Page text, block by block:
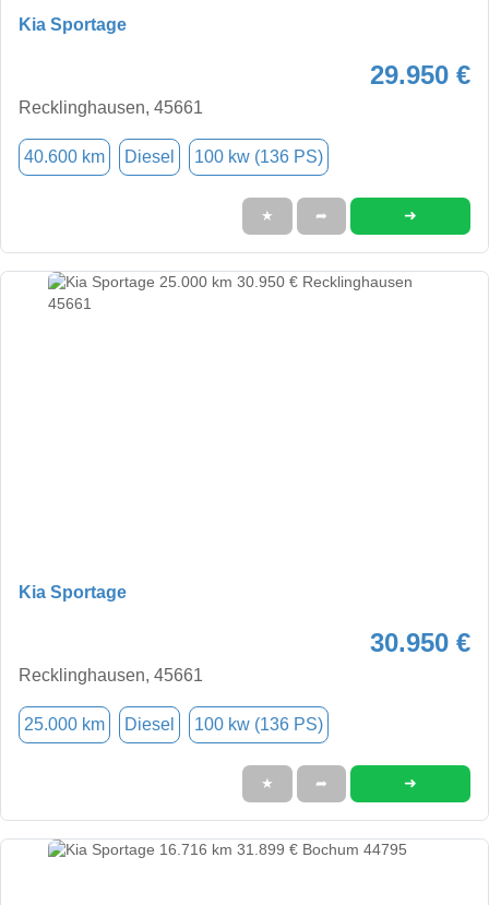
Kia Sportage
29.950 €
Recklinghausen, 45661
40.600 km Diesel 100 kw (136 PS)
★ ➦ ➜
Kia Sportage
30.950 €
Recklinghausen, 45661
25.000 km Diesel 100 kw (136 PS)
★ ➦ ➜